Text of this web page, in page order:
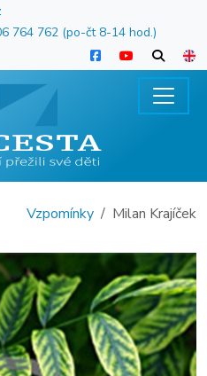
764 762 (po-čt 8-14 hod.)
Vzpomínky Milan Krajíček